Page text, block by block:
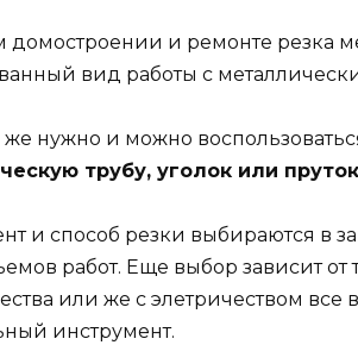
домостроении и ремонте резка
вид работы с
же нужно и можно
трубу, уголок или
и способ резки выбираются в
работ. Еще выбор зависит от
или же с элетричеством
инструмент.